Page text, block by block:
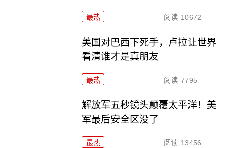
最热 阅读 10672
美国对巴西下死手，卢拉让世界
看清谁才是真朋友
最热 阅读 7795
解放军五秒镜头颠覆太平洋！美
军最后安全区没了
最热 阅读 13456